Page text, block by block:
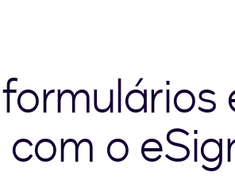
o